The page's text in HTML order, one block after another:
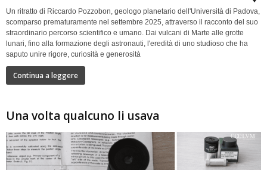
Un ritratto di Riccardo Pozzobon, geologo planetario dell'Università di Padova,
scomparso prematuramente nel settembre 2025, attraverso il racconto del suo
straordinario percorso scientifico e umano. Dai vulcani di Marte alle grotte
lunari, fino alla formazione degli astronauti, l'eredità di uno studioso che ha
saputo unire rigore, curiosità e generosità
Continua a leggere
Una volta qualcuno li usava